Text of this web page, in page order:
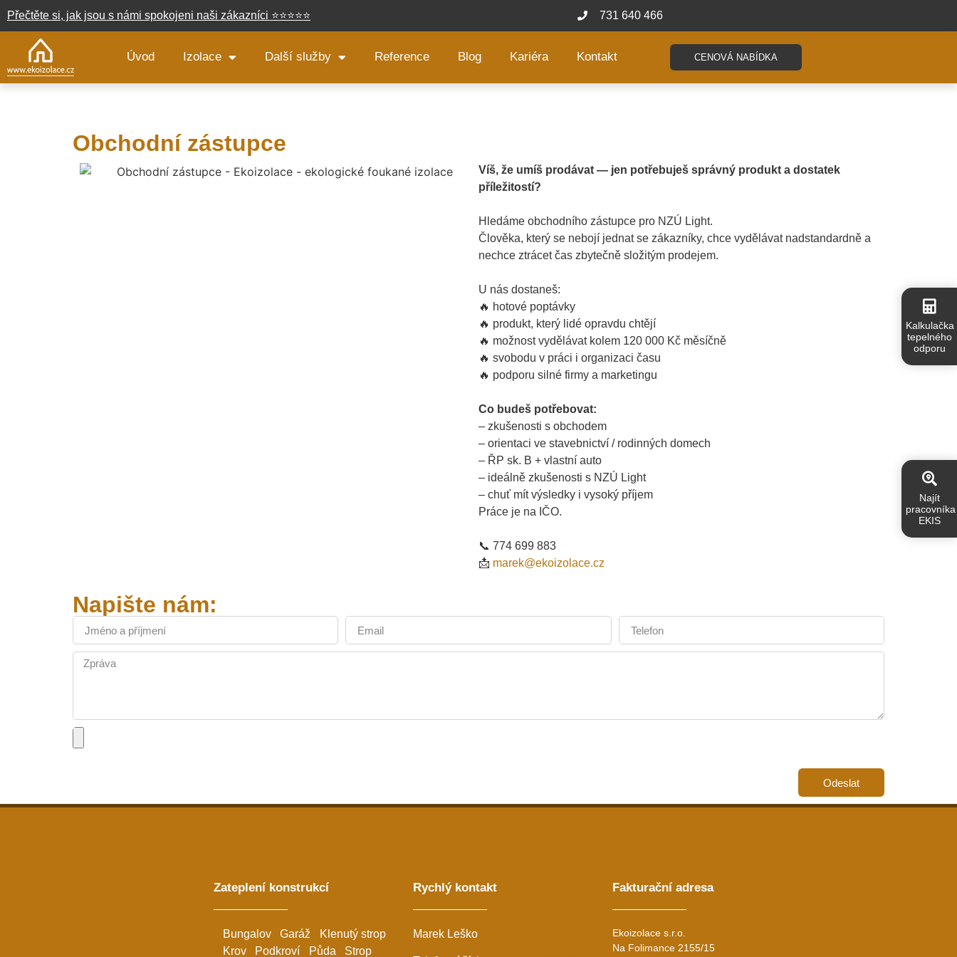
Přečtěte si, jak jsou s námi spokojeni naši zákazníci ⭐⭐⭐⭐⭐ 731 640 466
Úvod Izolace Další služby Reference Blog Kariéra Kontakt CENOVÁ NABÍDKA
Obchodní zástupce
Víš, že umíš prodávat — jen potřebuješ správný produkt a dostatek
příležitostí?
Hledáme obchodního zástupce pro NZÚ Light.
Člověka, který se nebojí jednat se zákazníky, chce vydělávat nadstandardně a
nechce ztrácet čas zbytečně složitým prodejem.
U nás dostaneš:
🔥 hotové poptávky
🔥 produkt, který lidé opravdu chtějí
🔥 možnost vydělávat kolem 120 000 Kč měsíčně
🔥 svobodu v práci i organizaci času
🔥 podporu silné firmy a marketingu
Co budeš potřebovat:
– zkušenosti s obchodem
– orientaci ve stavebnictví / rodinných domech
– ŘP sk. B + vlastní auto
– ideálně zkušenosti s NZÚ Light
– chuť mít výsledky i vysoký příjem
Práce je na IČO.
📞 774 699 883
📩 marek@ekoizolace.cz
Napište nám:
Odeslat
Kalkulačka
tepelného
odporu
Najít
pracovníka
EKIS
Zateplení konstrukcí
Bungalov Garáž
Klenutý strop
Krov
Podkroví Půda Strop
Rychlý kontakt
Marek Leško
Fakturační adresa
Ekoizolace s.r.o.
Na Folimance 2155/15